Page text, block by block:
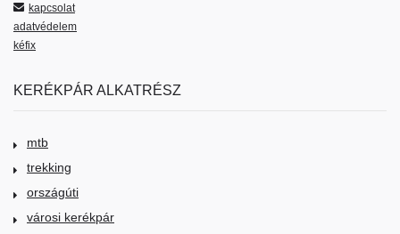
kapcsolat
adatvédelem
kéfix
KERÉKPÁR ALKATRÉSZ
mtb
trekking
országúti
városi kerékpár